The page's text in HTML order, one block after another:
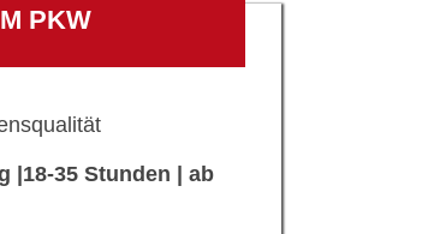
PKW
|18-35 Stunden | ab